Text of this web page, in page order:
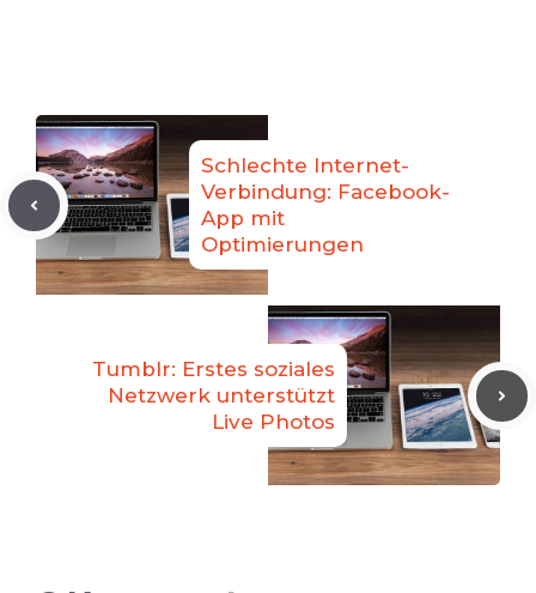
Schlechte Internet-
Verbindung: Facebook-
App mit
Optimierungen
Tumblr: Erstes soziales
Netzwerk unterstützt
Live Photos